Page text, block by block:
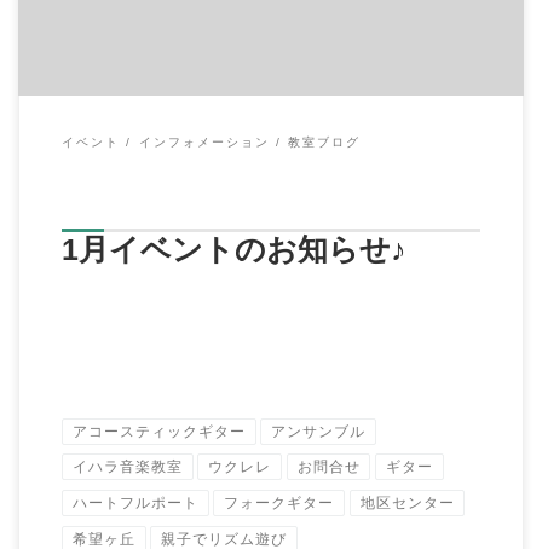
イベント インフォメーション 教室ブログ
1月イベントのお知らせ♪
アコースティックギター アンサンブル
イハラ音楽教室 ウクレレ お問合せ ギター
ハートフルポート フォークギター 地区センター
希望ヶ丘 親子でリズム遊び